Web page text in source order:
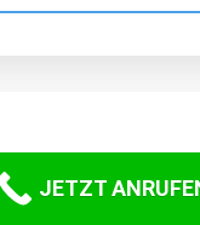
JETZT